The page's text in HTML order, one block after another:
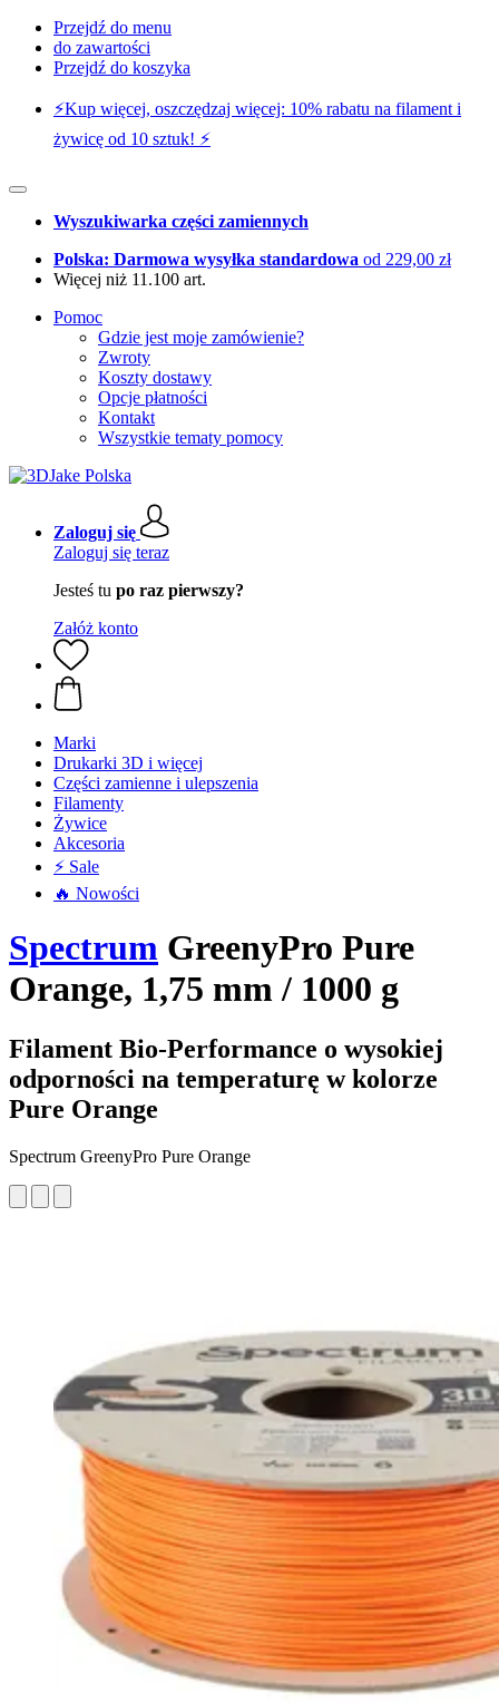
Przejdź do menu
do zawartości
Przejdź do koszyka
⚡️Kup więcej, oszczędzaj więcej: 10% rabatu na filament i
żywicę od 10 sztuk! ⚡️
Wyszukiwarka części zamiennych
Polska: Darmowa wysyłka standardowa od 229,00 zł
Więcej niż 11.100 art.
Pomoc
Gdzie jest moje zamówienie?
Zwroty
Koszty dostawy
Opcje płatności
Kontakt
Wszystkie tematy pomocy
Zaloguj się
Zaloguj się teraz
Jesteś tu po raz pierwszy?
Załóż konto
Marki
Drukarki 3D i więcej
Części zamienne i ulepszenia
Filamenty
Żywice
Akcesoria
⚡ Sale
🔥 Nowości
Spectrum GreenyPro Pure
Orange, 1,75 mm / 1000 g
Filament Bio-Performance o wysokiej
odporności na temperaturę w kolorze
Pure Orange
Spectrum GreenyPro Pure Orange